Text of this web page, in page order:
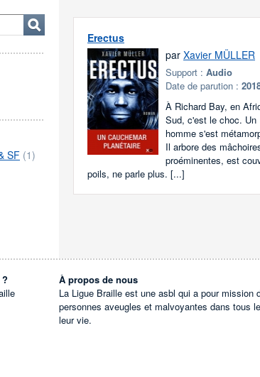
Erectus
parXavier MÜLLER
Support :Audio
Date de parution :
À Richard Bay, en
Sud, c'est le choc. Un
homme s'est
Il arbore des
proéminentes, est
poils, ne parle plus. [...]
SF (1)
À propos de nous
La Ligue Braille est une asbl qui a pour mission
personnes aveugles et malvoyantes dans tous
leur vie.